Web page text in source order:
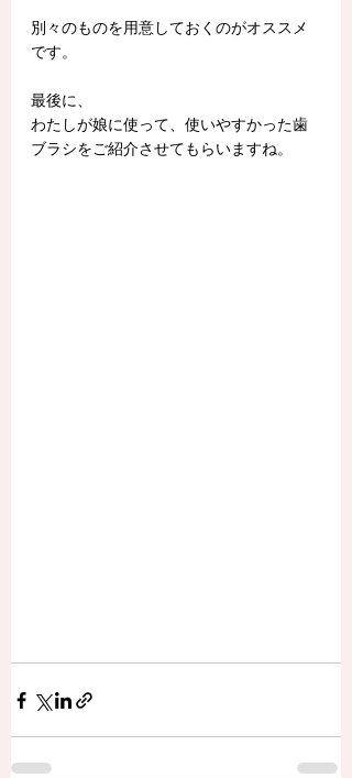
別々のものを用意しておくのがオススメ
です。
最後に、
わたしが娘に使って、使いやすかった歯
ブラシをご紹介させてもらいますね。